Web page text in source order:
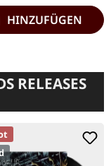
HINZUFÜGEN
RELEASES